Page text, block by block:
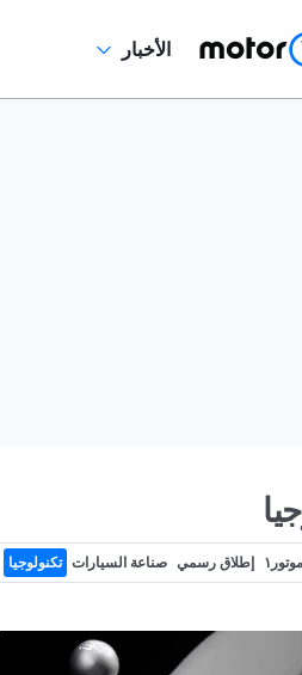
الأخبار
إطلاق رسمي صناعة السيارات تكنولوجيا